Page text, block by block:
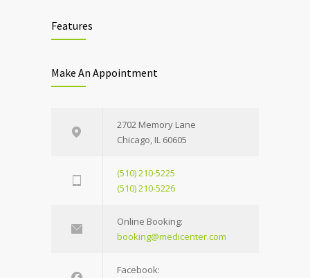
Features
Make An Appointment
2702 Memory Lane
Chicago, IL 60605
(510) 210-5225
(510) 210-5226
Online Booking:
booking@medicenter.com
Facebook: